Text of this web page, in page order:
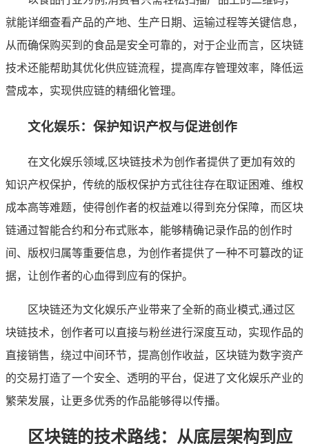
就能详细查看产品的产地、生产日期、运输过程等关键信息，
从而确保购买到的食品是安全可靠的，对于企业而言，区块链
技术还能帮助其优化供应链流程，提高库存管理效率，降低运
营成本，实现供应链的精细化管理。
文化娱乐：保护知识产权与促进创作
在文化娱乐领域,区块链技术为创作者提供了更加有效的
知识产权保护，传统的版权保护方式往往存在取证困难、维权
成本高等难题，使得创作者的权益难以得到充分保障，而区块
链通过智能合约和分布式账本，能够精确记录作品的创作时
间、版权归属等重要信息，为创作者提供了一种不可篡改的证
据，让创作者的心血得到应有的保护。
区块链还为文化娱乐产业带来了全新的商业模式,通过区
块链技术，创作者可以直接与粉丝进行深度互动，实现作品的
直接销售，绕过中间环节，提高创作收益，区块链为数字资产
的交易打造了一个安全、透明的平台，促进了文化娱乐产业的
繁荣发展，让更多优秀的作品能够得以传播。
区块链的技术路线：从底层架构到应